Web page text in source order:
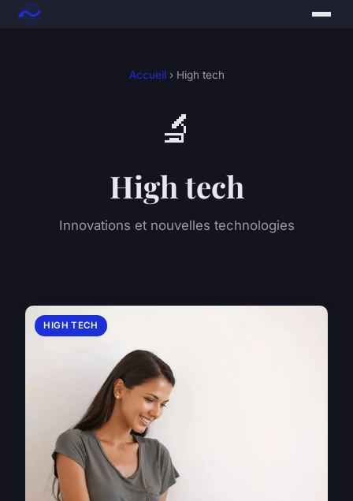
Accueil› High tech
🔬
High tech
Innovations et nouvelles technologies
HIGH TECH